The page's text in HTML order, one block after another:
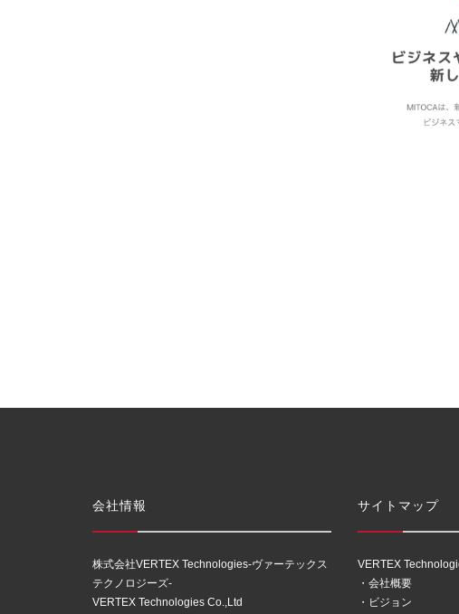
会社情報
株式会社VERTEX Technologies-ヴァーテックス
テクノロジーズ-
VERTEX Technologies Co.,Ltd
サイトマップ
VERTEX
・会社概要
・ビジョン